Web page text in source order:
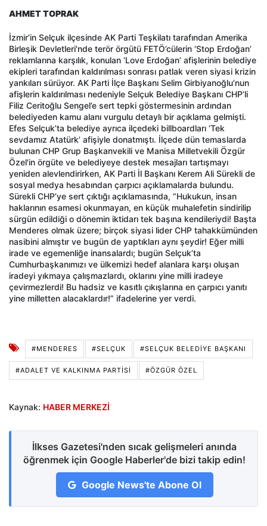
AHMET TOPRAK
İzmir’in Selçuk ilçesinde AK Parti Teşkilatı tarafından Amerika
Birleşik Devletleri'nde terör örgütü FETÖ’cülerin ‘Stop Erdoğan’
reklamlarına karşılık, konulan ‘Love Erdoğan’ afişlerinin belediye
ekipleri tarafından kaldırılması sonrası patlak veren siyasi krizin
yankıları sürüyor. AK Parti İlçe Başkanı Selim Girbiyanoğlu’nun
afişlerin kaldırılması nedeniyle Selçuk Belediye Başkanı CHP’li
Filiz Ceritoğlu Sengel’e sert tepki göstermesinin ardından
belediyeden kamu alanı vurgulu detaylı bir açıklama gelmişti.
Efes Selçuk’ta belediye ayrıca ilçedeki billboardları ‘Tek
sevdamız Atatürk’ afişiyle donatmıştı. İlçede dün temaslarda
bulunan CHP Grup Başkanvekili ve Manisa Milletvekili Özgür
Özel'in örgüte ve belediyeye destek mesajları tartışmayı
yeniden alevlendirirken, AK Parti İl Başkanı Kerem Ali Sürekli de
sosyal medya hesabından çarpıcı açıklamalarda bulundu.
Sürekli CHP’ye sert çıktığı açıklamasında, “Hukukun, insan
haklarının esamesi okunmayan, en küçük muhalefetin sindirilip
sürgün edildiği o dönemin iktidarı tek başına kendileriydi! Başta
Menderes olmak üzere; birçok siyasi lider CHP tahakkümünden
nasibini almıştır ve bugün de yaptıkları aynı şeydir! Eğer milli
irade ve egemenliğe inansalardı; bugün Selçuk’ta
Cumhurbaşkanımızı ve ülkemizi hedef alanlara karşı oluşan
iradeyi yıkmaya çalışmazlardı, oklarını yine milli iradeye
çevirmezlerdi! Bu hadsiz ve kasıtlı çıkışlarına en çarpıcı yanıtı
yine milletten alacaklardır!” ifadelerine yer verdi.
#MENDERES #SELÇUK #SELÇUK BELEDIYE BAŞKANI
#ADALET VE KALKINMA PARTISI #ÖZGÜR ÖZEL
Kaynak: HABER MERKEZİ
İlkses Gazetesi'nden sıcak gelişmeleri anında
öğrenmek için Google Haberler'de bizi takip edin!
Google News'te Abone Ol